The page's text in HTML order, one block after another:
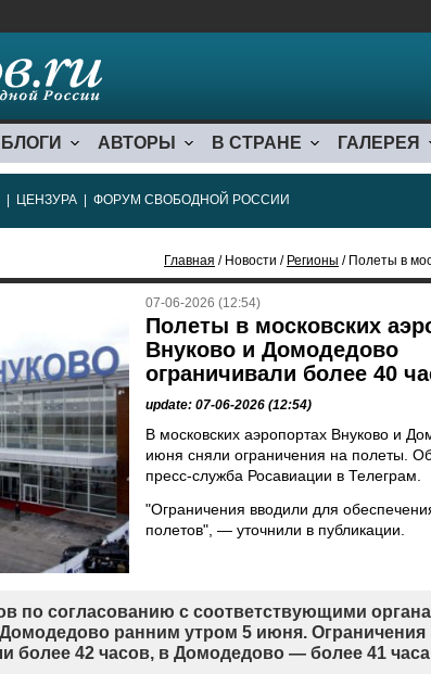
БЛОГИ АВТОРЫ В СТРАНЕ ГАЛЕРЕЯ
ЦЕНЗУРА ФОРУМ СВОБОДНОЙ РОССИИ
Главная / Новости / Регионы / Полеты в
07-06-2026 (12:54)
Полеты в московских
Внуково и Домодедово
ограничивали более 40
update: 07-06-2026 (12:54)
В московских аэропортах Внуково и
июня сняли ограничения на полеты.
пресс-служба Росавиации в Телеграм.
"Ограничения вводили для
полетов", — уточнили в публикации.
по согласованию с соответствующими
ранним утром 5 июня. Ограничения
более 42 часов, в Домодедово — более 41